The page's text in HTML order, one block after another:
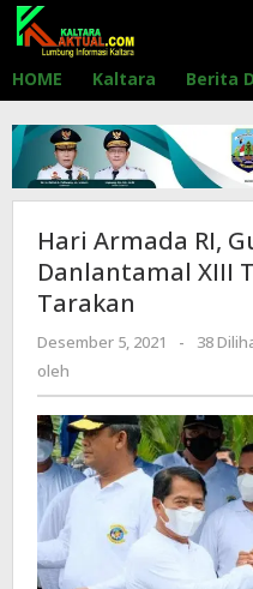
Lewati
konten
HOME Kaltara Berita
Hari Armada RI,
Danlantamal XIII
Tarakan
Desember 5, 2021 oleh
-
38
oleh